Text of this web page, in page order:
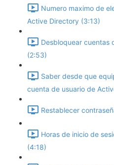
Numero maximo de
Active Directory (3:13)
Desbloquear cuentas
(2:53)
Saber desde que
cuenta de usuario de
Restablecer
Horas de inicio de
(4:18)